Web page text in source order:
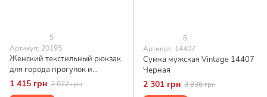
5
Артикул: 20195
Женский текстильный рюкзак
для города прогулок и
повседневного использования
Vintage 20195 Малиновый
1 415 грн 2 022 грн
8
Артикул: 14407
Сумка мужская Vintage 14407
Черная
2 301 грн 3 836 грн